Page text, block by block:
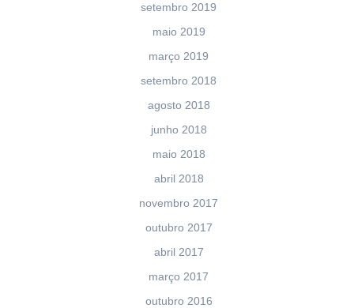
setembro 2019
maio 2019
março 2019
setembro 2018
agosto 2018
junho 2018
maio 2018
abril 2018
novembro 2017
outubro 2017
abril 2017
março 2017
outubro 2016